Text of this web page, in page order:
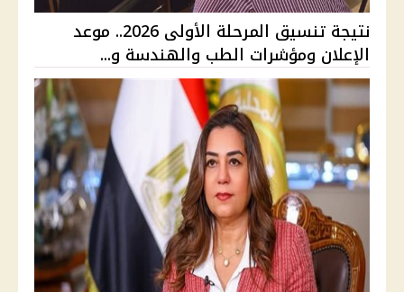
نتيجة تنسيق المرحلة الأولى 2026.. موعد
الإعلان ومؤشرات الطب والهندسة و...